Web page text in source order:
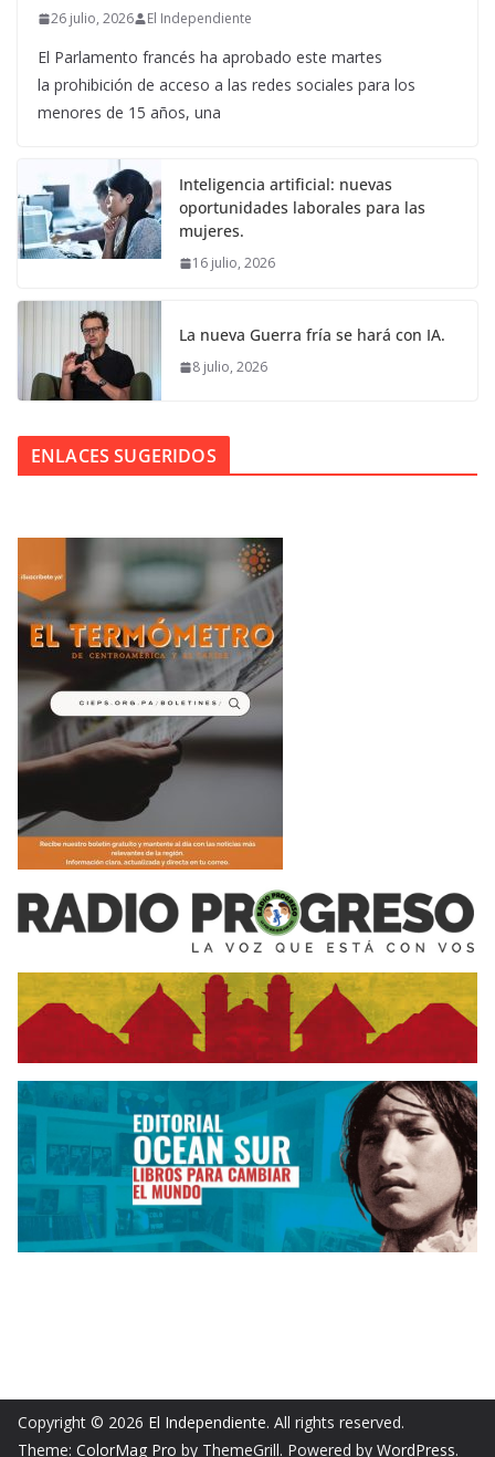
26 julio, 2026 El Independiente
El Parlamento francés ha aprobado este martes
la prohibición de acceso a las redes sociales para los
menores de 15 años, una
Inteligencia artificial: nuevas
oportunidades laborales para las
mujeres.
16 julio, 2026
La nueva Guerra fría se hará con IA.
8 julio, 2026
ENLACES SUGERIDOS
Copyright © 2026 El Independiente. All rights reserved.
Theme: ColorMag Pro by ThemeGrill. Powered by WordPress.